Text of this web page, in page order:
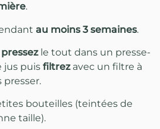
.
au moins 3 semaines.
pressezle tout dans un presse-
jus puis filtrezavec un filtre à
presser.
bouteilles (teintées de
taille).